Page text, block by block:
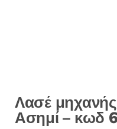
Λασέ
Ασημί – κωδ